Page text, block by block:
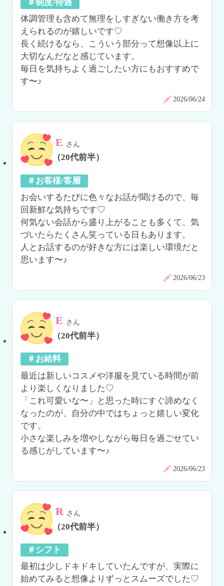
＃制度/待遇
体調管理も含めて無理をしすぎない働き方を考
えられるのが嬉しいです♡
長く続けるなら、こういう部分って想像以上に
大切なんだなと感じています。
毎日を気持ちよく過ごしたい方にもおすすめで
す〜♪
2026/06/24
E さん
（20代前半）
＃お客様/客層
お会いするたびに色々なお話が聞けるので、毎
回新鮮な気持ちです♡
何気ない会話から盛り上がることも多くて、気
づいたらたくさん笑っている日もあります。
人とお話するのが好きな方には楽しい環境だと
思います〜♪
2026/06/23
E さん
（20代前半）
＃お給料
最近は新しいコスメや洋服を見ている時間が前
より楽しくなりました♡
「これ可愛いな〜」と思った時にすぐ諦めなく
なったのが、自分の中ではちょっと嬉しい変化
です。
小さな楽しみを増やしながら毎日を過ごせてい
る感じがしています〜♪
2026/06/23
R さん
（20代前半）
＃シフト
最初は少しドキドキしていたんですが、実際に
始めてみると想像よりずっとスムーズでした♡